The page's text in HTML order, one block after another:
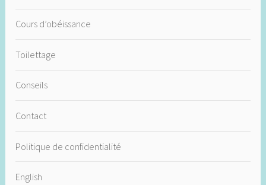
Cours d’obéissance
Toilettage
Conseils
Contact
Politique de confidentialité
English